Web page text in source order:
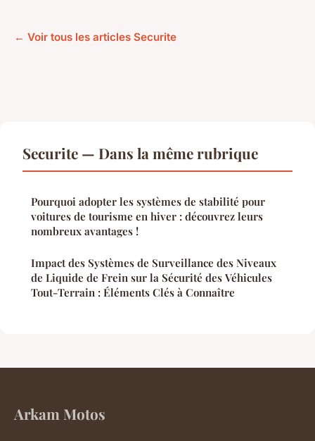
← Voir tous les articles Securite
Securite — Dans la même rubrique
Pourquoi adopter les systèmes de stabilité pour
voitures de tourisme en hiver : découvrez leurs
nombreux avantages !
Impact des Systèmes de Surveillance des Niveaux
de Liquide de Frein sur la Sécurité des Véhicules
Tout-Terrain : Éléments Clés à Connaître
Arkam Motos